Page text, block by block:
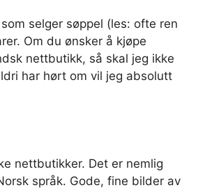
selger søppel (les: ofte ren
Om du ønsker å kjøpe
nettbutikk, så skal jeg ikke
har hørt om vil jeg absolutt
nettbutikker. Det er nemlig
språk. Gode, fine bilder av